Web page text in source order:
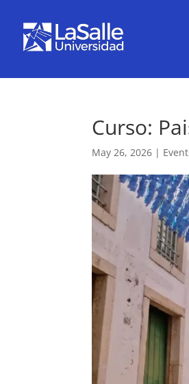
Curso:
May 26, 2026 |